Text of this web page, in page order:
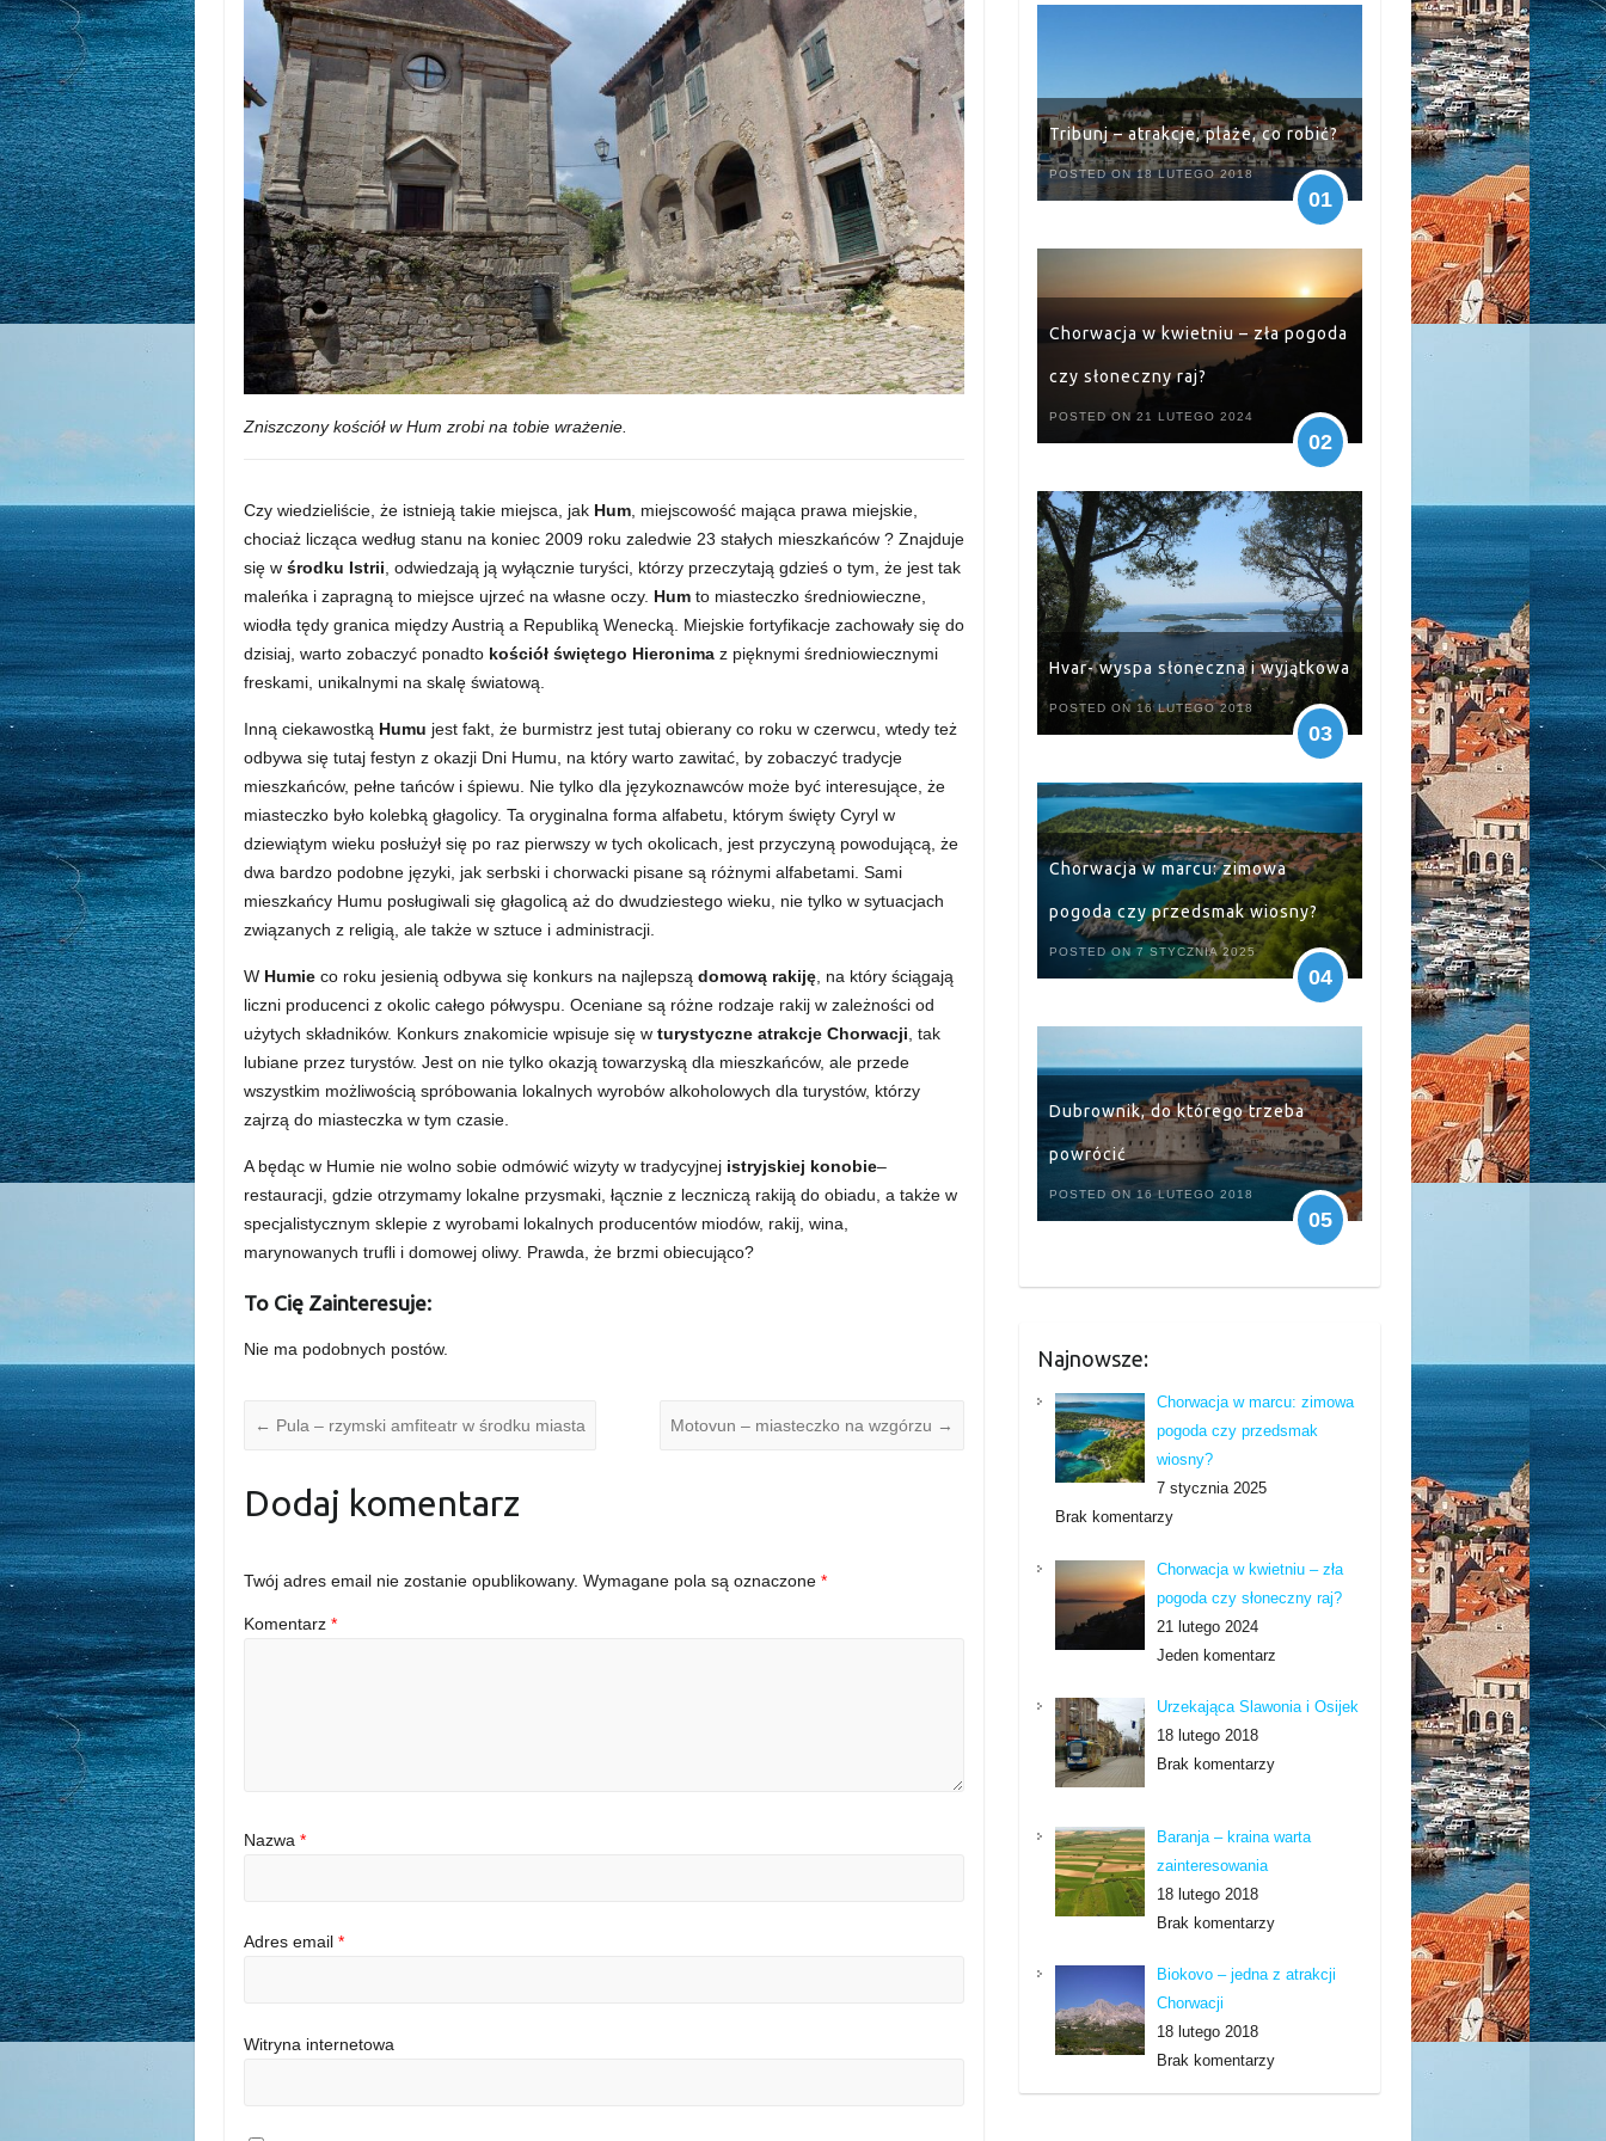
Zniszczony kościół w Hum zrobi na tobie wrażenie.
Czy wiedzieliście, że istnieją takie miejsca, jak Hum , miejscowość mająca prawa miejskie,
chociaż licząca według stanu na koniec 2009 roku zaledwie 23 stałych mieszkańców ? Znajduje
się wśrodku Istrii , odwiedzają ją wyłącznie turyści, którzy przeczytają gdzieś o tym, że jest tak
maleńka i zapragną to miejsce ujrzeć na własne oczy. Hum to miasteczko średniowieczne,
wiodła tędy granica między Austrią a Republiką Wenecką. Miejskie fortyfikacje zachowały się do
dzisiaj, warto zobaczyć ponadto kościół świętego Hieronima z pięknymi średniowiecznymi
freskami, unikalnymi na skalę światową.
Inną ciekawostką Humu jest fakt, że burmistrz jest tutaj obierany co roku w czerwcu, wtedy też
odbywa się tutaj festyn z okazji Dni Humu, na który warto zawitać, by zobaczyć tradycje
mieszkańców, pełne tańców i śpiewu. Nie tylko dla językoznawców może być interesujące, że
miasteczko było kolebką głagolicy. Ta oryginalna forma alfabetu, którym święty Cyryl w
dziewiątym wieku posłużył się po raz pierwszy w tych okolicach, jest przyczyną powodującą, że
dwa bardzo podobne języki, jak serbski i chorwacki pisane są różnymi alfabetami. Sami
mieszkańcy Humu posługiwali się głagolicą aż do dwudziestego wieku, nie tylko w sytuacjach
związanych z religią, ale także w sztuce i administracji.
W Humie co roku jesienią odbywa się konkurs na najlepsządomową rakiję , na który ściągają
liczni producenci z okolic całego półwyspu. Oceniane są różne rodzaje rakij w zależności od
użytych składników. Konkurs znakomicie wpisuje się wturystyczne atrakcje Chorwacji , tak
lubiane przez turystów. Jest on nie tylko okazją towarzyską dla mieszkańców, ale przede
wszystkim możliwością spróbowania lokalnych wyrobów alkoholowych dla turystów, którzy
zajrzą do miasteczka w tym czasie.
A będąc w Humie nie wolno sobie odmówić wizyty w tradycyjnej istryjskiej konobie–
restauracji, gdzie otrzymamy lokalne przysmaki, łącznie z leczniczą rakiją do obiadu, a także w
specjalistycznym sklepie z wyrobami lokalnych producentów miodów, rakij, wina,
marynowanych trufli i domowej oliwy. Prawda, że brzmi obiecująco?
To Cię Zainteresuje:
Nie ma podobnych postów.
← Pula – rzymski amfiteatr w środku miasta Motovun – miasteczko na wzgórzu →
Dodaj komentarz
Twój adres email nie zostanie opublikowany. Wymagane pola są oznaczone*
Komentarz*
Nazwa*
Adres email*
Witryna internetowa
Tribunj – atrakcje, plaże, co robić?
POSTED ON 18 LUTEGO 2018
01
Chorwacja w kwietniu – zła pogoda
czy słoneczny raj?
POSTED ON 21 LUTEGO 2024
02
Hvar- wyspa słoneczna i wyjątkowa
POSTED ON 16 LUTEGO 2018
03
Chorwacja w marcu: zimowa
pogoda czy przedsmak wiosny?
POSTED ON 7 STYCZNIA 2025
04
Dubrownik, do którego trzeba
powrócić
POSTED ON 16 LUTEGO 2018
05
Najnowsze:
Chorwacja w marcu: zimowa
pogoda czy przedsmak
wiosny?
7 stycznia 2025
Brak komentarzy
Chorwacja w kwietniu – zła
pogoda czy słoneczny raj?
21 lutego 2024
Jeden komentarz
Urzekająca Slawonia i Osijek
18 lutego 2018
Brak komentarzy
Baranja – kraina warta
zainteresowania
18 lutego 2018
Brak komentarzy
Biokovo – jedna z atrakcji
Chorwacji
18 lutego 2018
Brak komentarzy